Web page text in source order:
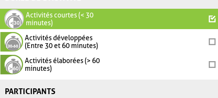
Activités courtes (< 30
minutes)
Activités développées
(Entre 30 et 60 minutes)
Activités élaborées (> 60
minutes)
PARTICIPANTS